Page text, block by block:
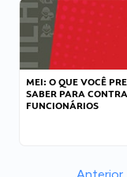
MEI: O QUE VOCÊ
SABER PARA
FUNCIONÁRIOS